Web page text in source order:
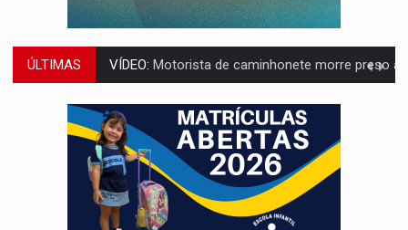
ÚLTIMAS LAZER:Seis lugares gratuitos para aproveitar o fim de semana
VÍDEO:FTICCO e Força Tática prendem membro do CV com arma e drogas
INCLUSÃO: Prefeitura fortalece parceria com a APAE para ampliar ações
DEFESA:Exército testa inovações no combate a drones durante
TEMAS SOCIOAMBIENTAIS:Em Itapuã do Oeste, CINEMAZÔNIA leva cinema